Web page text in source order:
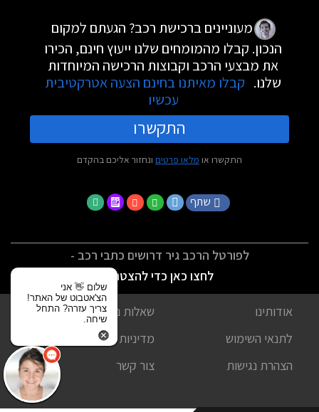
מעוניינים ברכישת רכב? הגעתם למקום
הנכון. קבלו מהמומחים שלנו ייעוץ חינם, הכירו
את מבצעי הרכב וקבוצות הרכישה המיוחדות
שלנו. קבלו מאיתנו בחינם הצעה אטרקטיבית
עכשיו
התקשרו
התקשרו או מלאו פרטים ונחזור אליכם בהקדם
שתף
לפורטל הרכב גיר דרושים כתבי רכב -
לחצו כאן כדי להצטרף
אודותינו
שאלות נפוצות
לתנאי השימוש
מדיניות פרטיות
הצהרת נגישות
צור קשר
שלום 👋 אני
הצ'אטבוט של האתר!
צריך עזרה? התחל
שיחה.